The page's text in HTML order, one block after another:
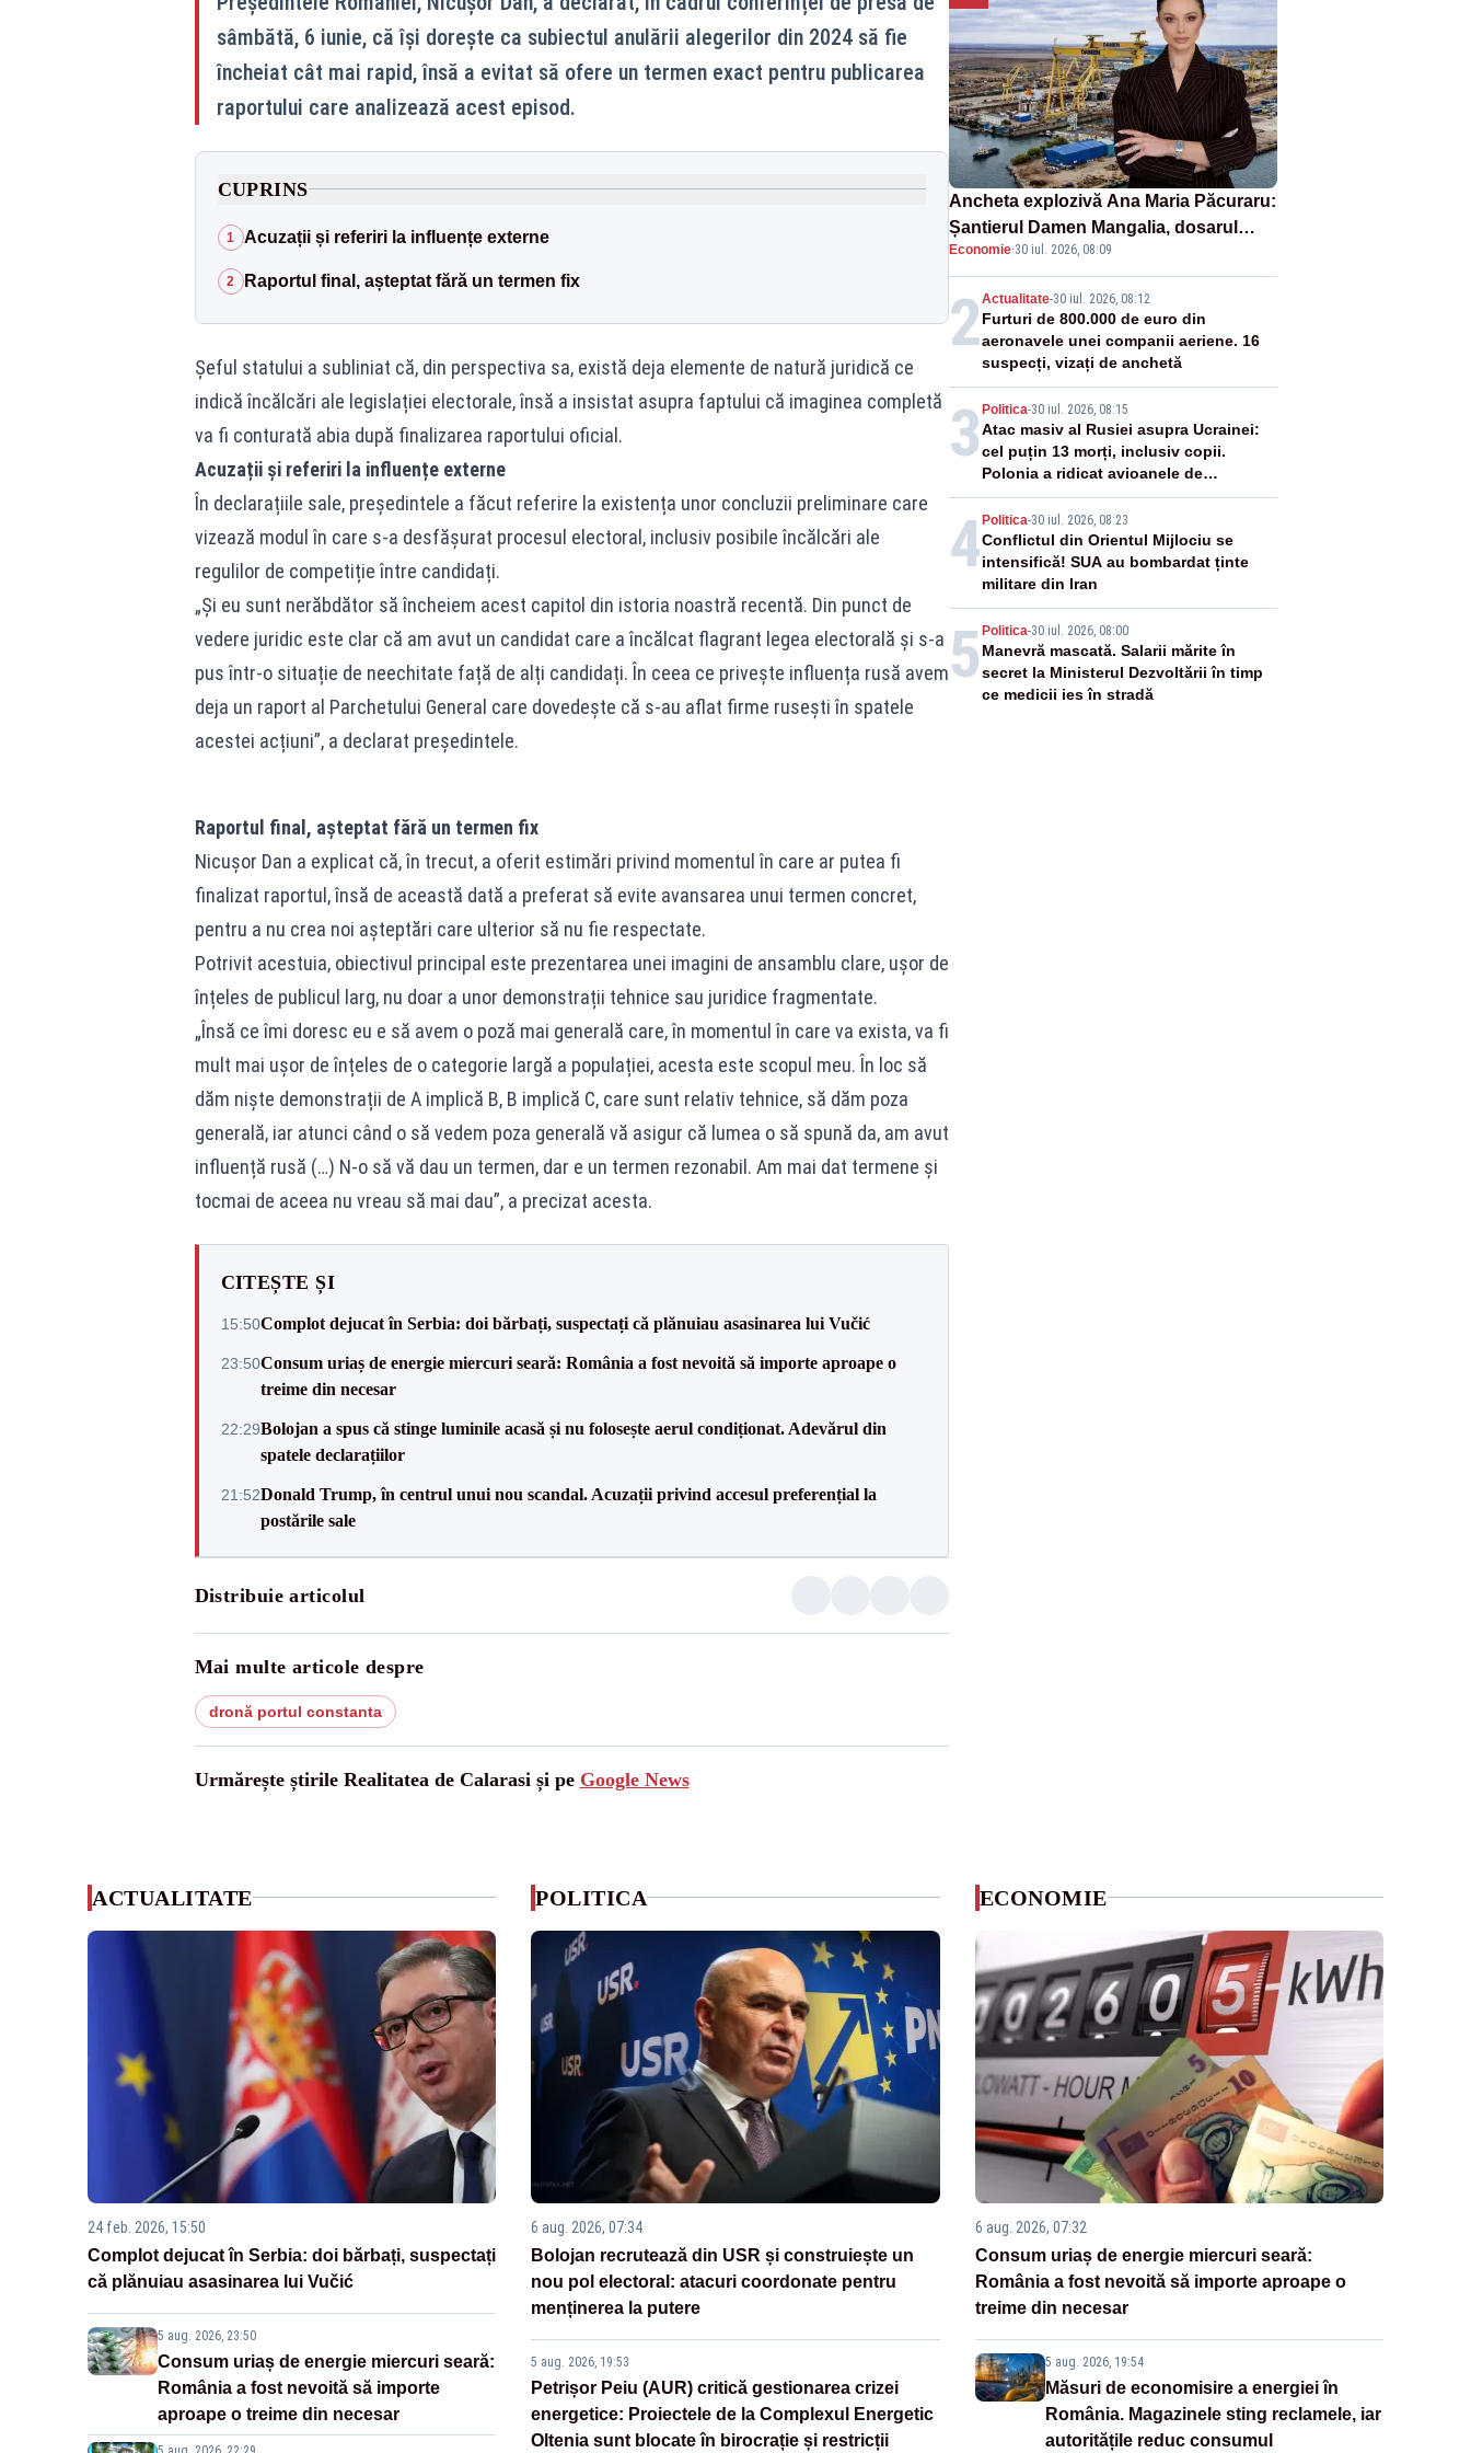
sâmbătă, 6 iunie, că își dorește ca subiectul anulării alegerilor din 2024 să fie
încheiat cât mai rapid, însă a evitat să ofere un termen exact pentru publicarea
raportului care analizează acest episod.
CUPRINS
1 Acuzații și referiri la influențe externe
2 Raportul final, așteptat fără un termen fix
Șeful statului a subliniat că, din perspectiva sa, există deja elemente de natură juridică ce
indică încălcări ale legislației electorale, însă a insistat asupra faptului că imaginea completă
va fi conturată abia după finalizarea raportului oficial.
Acuzații și referiri la influențe externe
În declarațiile sale, președintele a făcut referire la existența unor concluzii preliminare care
vizează modul în care s-a desfășurat procesul electoral, inclusiv posibile încălcări ale
regulilor de competiție între candidați.
„Și eu sunt nerăbdător să încheiem acest capitol din istoria noastră recentă. Din punct de
vedere juridic este clar că am avut un candidat care a încălcat flagrant legea electorală și s-a
pus într-o situație de neechitate față de alți candidați. În ceea ce privește influența rusă avem
deja un raport al Parchetului General care dovedește că s-au aflat firme rusești în spatele
acestei acțiuni”, a declarat președintele.
Raportul final, așteptat fără un termen fix
Nicușor Dan a explicat că, în trecut, a oferit estimări privind momentul în care ar putea fi
finalizat raportul, însă de această dată a preferat să evite avansarea unui termen concret,
pentru a nu crea noi așteptări care ulterior să nu fie respectate.
Potrivit acestuia, obiectivul principal este prezentarea unei imagini de ansamblu clare, ușor de
înțeles de publicul larg, nu doar a unor demonstrații tehnice sau juridice fragmentate.
„Însă ce îmi doresc eu e să avem o poză mai generală care, în momentul în care va exista, va fi
mult mai ușor de înțeles de o categorie largă a populației, acesta este scopul meu. În loc să
dăm niște demonstrații de A implică B, B implică C, care sunt relativ tehnice, să dăm poza
generală, iar atunci când o să vedem poza generală vă asigur că lumea o să spună da, am avut
influență rusă (…) N-o să vă dau un termen, dar e un termen rezonabil. Am mai dat termene și
tocmai de aceea nu vreau să mai dau”, a precizat acesta.
CITEȘTE ȘI
15:50Complot dejucat în Serbia: doi bărbați, suspectați că plănuiau asasinarea lui Vučić
23:50Consum uriaș de energie miercuri seară: România a fost nevoită să importe aproape o
treime din necesar
22:29Bolojan a spus că stinge luminile acasă și nu folosește aerul condiționat. Adevărul din
spatele declarațiilor
21:52Donald Trump, în centrul unui nou scandal. Acuzații privind accesul preferențial la
postările sale
Distribuie articolul
Mai multe articole despre
dronă portul constanta
Urmărește știrile Realitatea de Calarasi și pe Google News
Ancheta explozivă Ana Maria Păcuraru:
Șantierul Damen Mangalia, dosarul
care scufundă apărarea României
Economie·30 iul. 2026, 08:09
2Actualitate-30 iul. 2026, 08:12
Furturi de 800.000 de euro din
aeronavele unei companii aeriene. 16
suspecți, vizați de anchetă
3 Politica-30 iul. 2026, 08:15
Atac masiv al Rusiei asupra Ucrainei:
cel puțin 13 morți, inclusiv copii.
Polonia a ridicat avioanele de
vânătoare
4Politica-30 iul. 2026, 08:23
Conflictul din Orientul Mijlociu se
intensifică! SUA au bombardat ținte
militare din Iran
5 Politica-30 iul. 2026, 08:00
Manevră mascată. Salarii mărite în
secret la Ministerul Dezvoltării în timp
ce medicii ies în stradă
ACTUALITATE
24 feb. 2026, 15:50
Complot dejucat în Serbia: doi bărbați, suspectați
că plănuiau asasinarea lui Vučić
5 aug. 2026, 23:50
Consum uriaș de energie miercuri seară:
România a fost nevoită să importe
aproape o treime din necesar
POLITICA
6 aug. 2026, 07:34
Bolojan recrutează din USR și construiește un
nou pol electoral: atacuri coordonate pentru
menținerea la putere
5 aug. 2026, 19:53
Petrișor Peiu (AUR) critică gestionarea crizei
energetice: Proiectele de la Complexul Energetic
Oltenia sunt blocate în birocrație și restricții
ECONOMIE
6 aug. 2026, 07:32
Consum uriaș de energie miercuri seară:
România a fost nevoită să importe aproape o
treime din necesar
5 aug. 2026, 19:54
Măsuri de economisire a energiei în
România. Magazinele sting reclamele, iar
autoritățile reduc consumul